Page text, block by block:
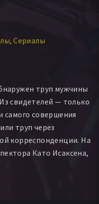
Сериалы
труп мужчины
свидетелей — только
самого совершения
труп через
корреспонденции. На
Като Исаксена,
день со